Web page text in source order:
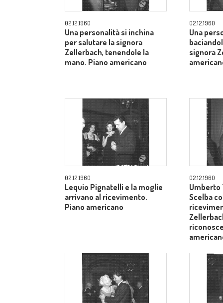
02.12.1960
Una personalità si inchina
per salutare la signora
Zellerbach, tenendole la
mano. Piano americano
02.12.1960
Una
signora
02.12.1960
Lequio Pignatelli e la moglie
arrivano al ricevimento.
Piano americano
02.12.1960
Umberto
Scelba